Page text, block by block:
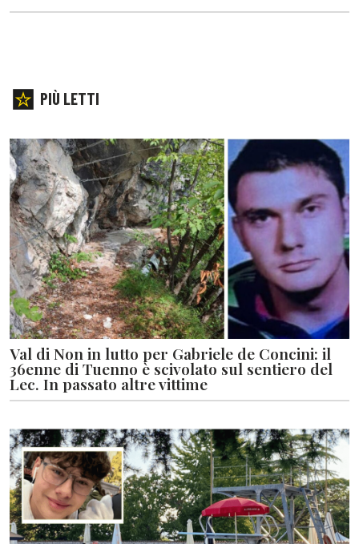
PIÙ LETTI
Val di Non in lutto per Gabriele de Concini: il
36enne di Tuenno è scivolato sul sentiero del
Lec. In passato altre vittime